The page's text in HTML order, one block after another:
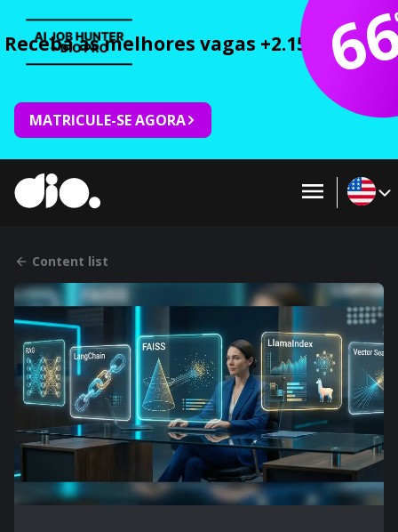
Receba as melhores vagas +2.150 cursos
MATRICULE-SE AGORA
Content list